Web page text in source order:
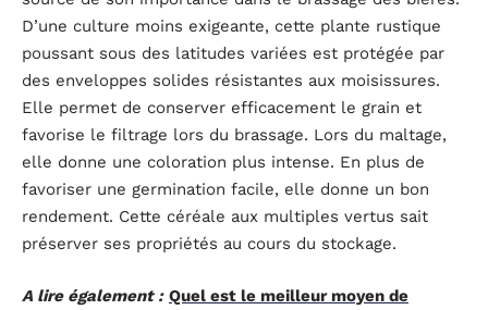
D’une culture moins exigeante, cette plante rustique
poussant sous des latitudes variées est protégée par
des enveloppes solides résistantes aux moisissures.
Elle permet de conserver efficacement le grain et
favorise le filtrage lors du brassage. Lors du maltage,
elle donne une coloration plus intense. En plus de
favoriser une germination facile, elle donne un bon
rendement. Cette céréale aux multiples vertus sait
préserver ses propriétés au cours du stockage.
A lire également : Quel est le meilleur moyen de